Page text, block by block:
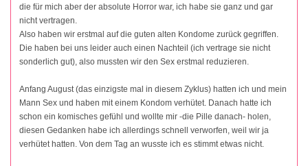
die für mich aber der absolute Horror war, ich habe sie ganz und gar
nicht vertragen.
Also haben wir erstmal auf die guten alten Kondome zurück gegriffen.
Die haben bei uns leider auch einen Nachteil (ich vertrage sie nicht
sonderlich gut), also mussten wir den Sex erstmal reduzieren.
Anfang August (das einzigste mal in diesem Zyklus) hatten ich und mein
Mann Sex und haben mit einem Kondom verhütet. Danach hatte ich
schon ein komisches gefühl und wollte mir -die Pille danach- holen,
diesen Gedanken habe ich allerdings schnell verworfen, weil wir ja
verhütet hatten. Von dem Tag an wusste ich es stimmt etwas nicht.